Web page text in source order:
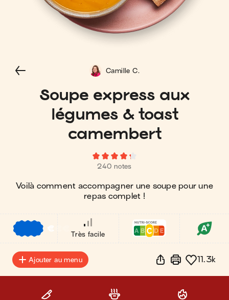
Soupe express aux
légumes & toast
camembert
240 notes
Voilà comment accompagner une soupe pour une
repas complet !
Camille C.
€
Très facile
Ajouter au menu 11.3k